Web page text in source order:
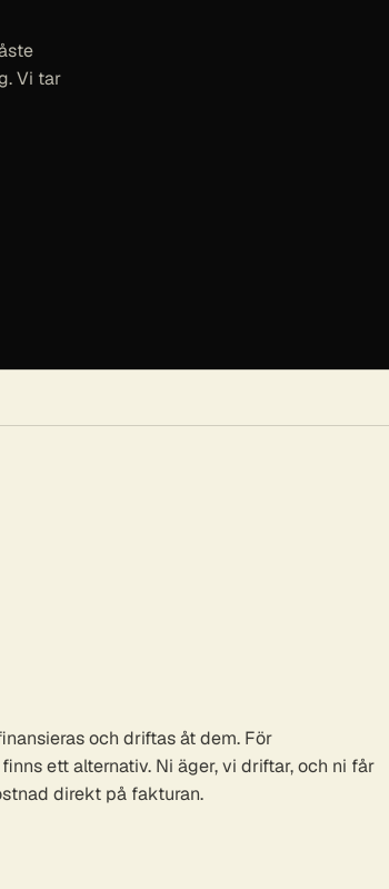
Vi tar
och driftas åt dem. För
ett alternativ. Ni äger, vi driftar, och ni får
direkt på fakturan.